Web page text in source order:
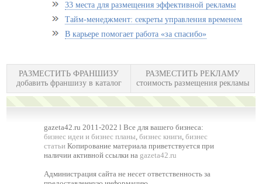
33 места для размещения эффективной рекламы
Тайм-менеджмент: секреты управления временем
В карьере помогает работа «за спасибо»
РАЗМЕСТИТЬ ФРАНШИЗУ
добавить франшизу в каталог
РАЗМЕСТИТЬ РЕКЛАМУ
стоимость размещения рекламы
gazeta42.ru 2011-2022 l Все для вашего бизнеса:
бизнес идеи и бизнес планы,бизнес книги,бизнес
статьи Копирование материала приветствуется при
наличии активной ссылки на gazeta42.ru
Администрация сайта не несет ответственность за